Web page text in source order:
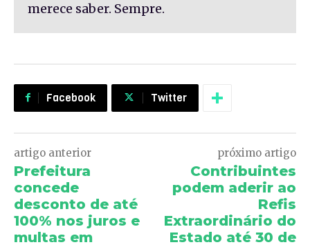
merece saber. Sempre.
Facebook Twitter
artigo anterior
Prefeitura
concede
desconto de até
100% nos juros e
multas em
próximo artigo
Contribuintes
podem aderir ao
Refis
Extraordinário do
Estado até 30 de